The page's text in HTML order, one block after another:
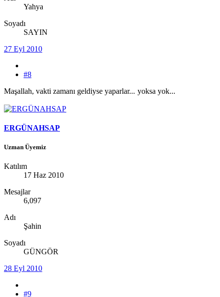
Yahya
Soyadı
SAYIN
27 Eyl 2010
#8
Maşallah, vakti zamanı geldiyse yaparlar... yoksa yok...
ERGÜNAHSAP
Uzman Üyemiz
Katılım
17 Haz 2010
Mesajlar
6,097
Adı
Şahin
Soyadı
GÜNGÖR
28 Eyl 2010
#9